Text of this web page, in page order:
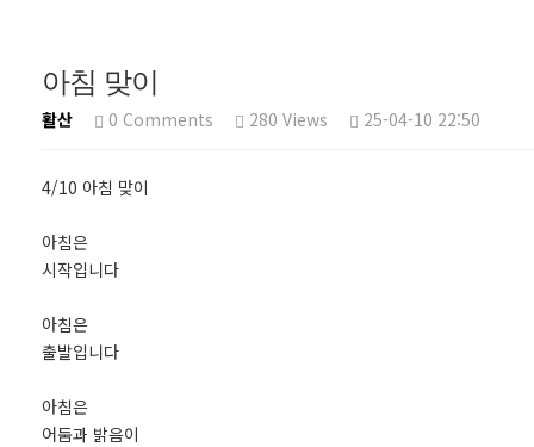
아침 맞이
활산 0 Comments 280 Views 25-04-10 22:50
4/10 아침 맞이
아침은
시작입니다
아침은
출발입니다
아침은
어둠과 밝음이